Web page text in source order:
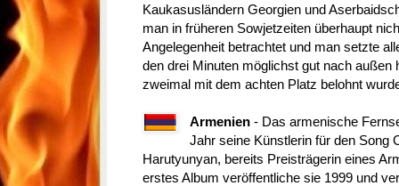
Kaukasusländern Georgien und
man in früheren Sowjetzeiten überhaupt
Angelegenheit betrachtet und man setzte
den drei Minuten möglichst gut nach außen
zweimal mit dem achten Platz belohnt
Armenien- Das armenische
Jahr seine Künstlerin für den Song
Harutyunyan, bereits Preisträgerin eines
erstes Album veröffentliche sie 1999 und